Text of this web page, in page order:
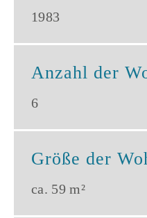
1983
Anzahl der
6
Größe der
ca. 59 m²